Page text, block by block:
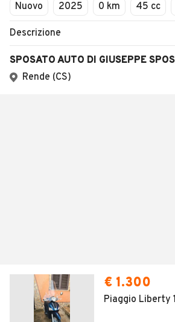
Nuovo 2025 0 km 45 cc
Descrizione
SPOSATO AUTO DI GIUSEPPE
Rende (CS)
€ 1.300
Piaggio Liberty